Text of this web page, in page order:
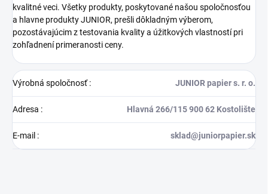
kvalitné veci. Všetky produkty, poskytované našou spoločnosťou
a hlavne produkty JUNIOR, prešli dôkladným výberom,
pozostávajúcim z testovania kvality a úžitkových vlastností pri
zohľadnení primeranosti ceny.
Výrobná spoločnosť: JUNIOR papier s. r. o.
Adresa : Hlavná 266/115 900 62 Kostolište
E-mail : sklad@juniorpapier.sk